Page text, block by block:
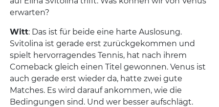
erwarten?
Witt: Das ist für beide eine harte Auslosung.
Svitolina ist gerade erst zurückgekommen und
spielt hervorragendes Tennis, hat nach ihrem
Comeback gleich einen Titel gewonnen. Venus ist
auch gerade erst wieder da, hatte zwei gute
Matches. Es wird darauf ankommen, wie die
Bedingungen sind. Und wer besser aufschlägt.